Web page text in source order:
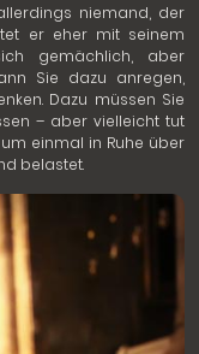
niemand, der
er eher mit seinem
gemächlich, aber
Sie dazu anregen,
Dazu müssen Sie
– aber vielleicht tut
einmal in Ruhe über
belastet.